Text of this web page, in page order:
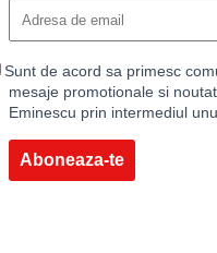
Sunt de acord sa primesc
mesaje promotionale si
Eminescu prin intermediul
Aboneaza-te